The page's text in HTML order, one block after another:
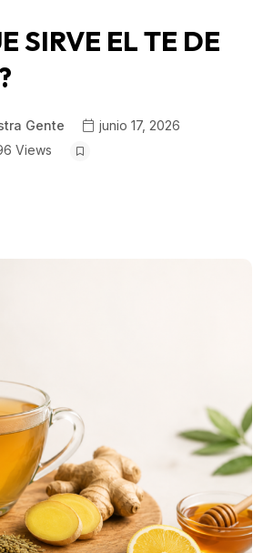
SIRVE EL TE DE
Gente
junio 17, 2026
Views